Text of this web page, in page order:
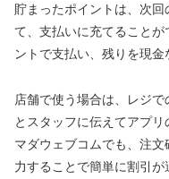
貯まったポイントは、次
て、支払いに充てること
ントで支払い、残りを現金
店舗で使う場合は、レジで
とスタッフに伝えてアプ
マダウェブコムでも、注
力することで簡単に割引が